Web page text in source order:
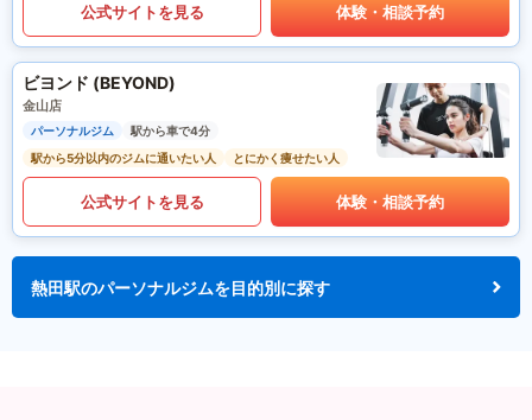
公式サイトを見る 体験・相談予約
ビヨンド (BEYOND)
金山店
パーソナルジム
駅から車で4分
駅から5分以内のジムに通いたい人
とにかく痩せたい人
公式サイトを見る 体験・相談予約
熱田駅のパーソナルジムを目的別に探す